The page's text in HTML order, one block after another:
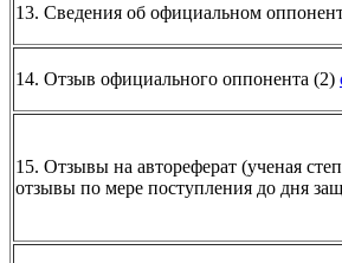
13. Сведения об официальном
14. Отзыв официального оппонента (2)
15. Отзывы на автореферат (ученая
отзывы по мере поступления до дня